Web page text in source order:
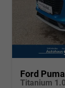
Ford Puma
Titanium